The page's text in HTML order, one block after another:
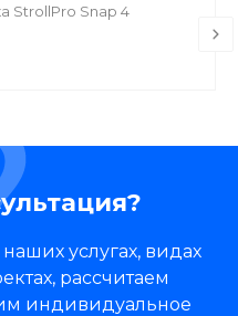
StrollPro Snap 4
услугах, видах
рассчитаем
индивидуальное